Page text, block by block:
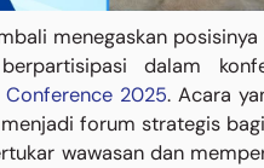
menegaskan
dalam
2025. Acara
forum strategis
wawasan dan